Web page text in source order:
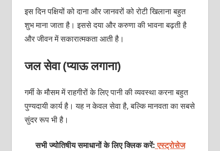
इस दिन पक्षियों को दाना और जानवरों को रोटी खिलाना बहुत
शुभ माना जाता है। इससे दया और करुणा की भावना बढ़ती है
और जीवन में सकारात्मकता आती है।
जल सेवा (प्याऊ लगाना)
गर्मी के मौसम में राहगीरों के लिए पानी की व्यवस्था करना बहुत
पुण्यदायी कार्य है। यह न केवल सेवा है, बल्कि मानवता का सबसे
सुंदर रूप भी है।
सभी ज्योतिषीय समाधानों के लिए क्लिक करें: एस्ट्रोसेज